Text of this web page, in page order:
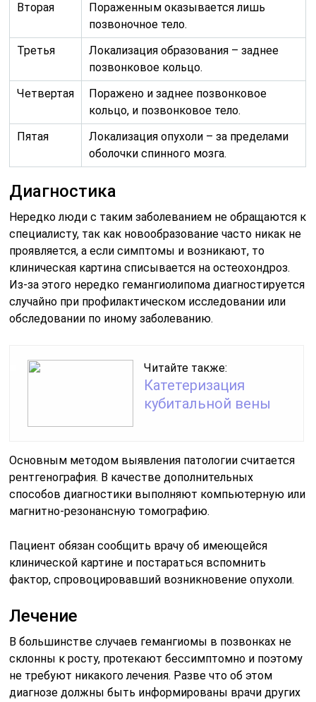
Вторая
Пораженным оказывается лишь
позвоночное тело.
Третья
Локализация образования – заднее
позвонковое кольцо.
Четвертая
Поражено и заднее позвонковое
кольцо, и позвонковое тело.
Пятая
Локализация опухоли – за пределами
оболочки спинного мозга.
Диагностика
Нередко люди с таким заболеванием не обращаются к
специалисту, так как новообразование часто никак не
проявляется, а если симптомы и возникают, то
клиническая картина списывается на остеохондроз.
Из-за этого нередко гемангиолипома диагностируется
случайно при профилактическом исследовании или
обследовании по иному заболеванию.
Читайте также:
Катетеризация
кубитальной вены
Основным методом выявления патологии считается
рентгенография. В качестве дополнительных
способов диагностики выполняют компьютерную или
магнитно-резонансную томографию.
Пациент обязан сообщить врачу об имеющейся
клинической картине и постараться вспомнить
фактор, спровоцировавший возникновение опухоли.
Лечение
В большинстве случаев гемангиомы в позвонках не
склонны к росту, протекают бессимптомно и поэтому
не требуют никакого лечения. Разве что об этом
диагнозе должны быть информированы врачи других